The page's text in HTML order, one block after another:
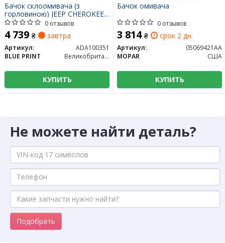
Бачок склоомивача (з
горловиною) JEEP CHEROKEE
09.01-01.08 ADA100351 BLUE
PRINT
0 отзывов
4 739 ₴ завтра
Артикул:
ADA100351
BLUE PRINT
Великобритания
КУПИТЬ
Бачок омивача
0 отзывов
3 814 ₴ срок 2 дн.
Артикул:
05069421AA
MOPAR
США
КУПИТЬ
Не можете найти деталь?
Подобрать